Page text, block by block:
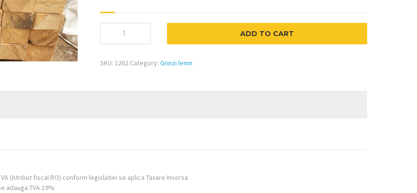
ADD TO CART
SKU: 1262 Category: Grinzi lemn
(Atribut fiscal RO) conform legislatiei se aplica Taxare Inversa
adauga TVA 19%